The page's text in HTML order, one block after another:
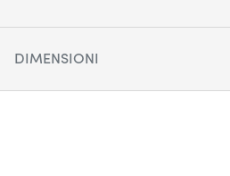
DIMENSIONI